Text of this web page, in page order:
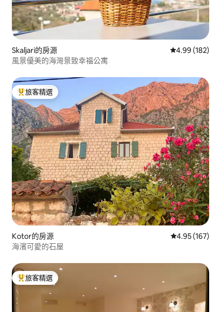
Skaljari的房源 從 182 則評價
4.99 (182)
風景優美的海灣景致幸福公寓
旅客精選榜首
旅客精選
Kotor的房源 從 167 則評價
4.95 (167)
海濱可愛的石屋
旅客精選榜首
旅客精選